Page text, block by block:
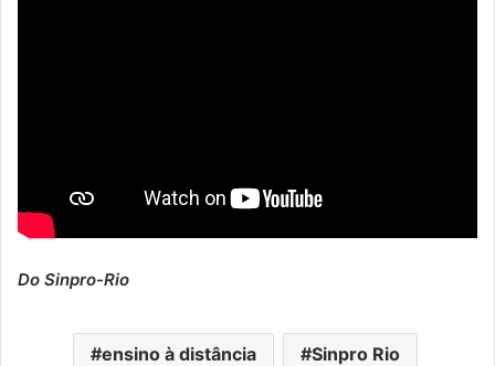
Do Sinpro-Rio
ensino à distância Sinpro Rio